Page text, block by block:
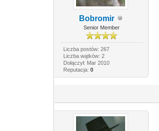
Bobromir
Senior Member
Liczba postów: 267
Liczba wątków: 2
Dołączył: Mar 2010
Reputacja: 0